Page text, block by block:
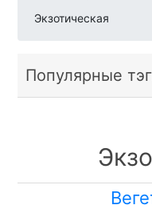
Экзотическая
Популярные